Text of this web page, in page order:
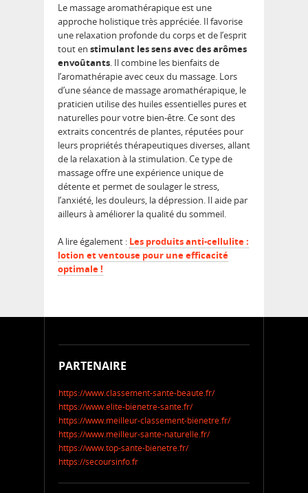
Le massage aromathérapique est une
approche holistique très appréciée. Il favorise
une relaxation profonde du corps et de l’esprit
tout en stimulant les sens avec des arômes
envoûtants. Il combine les bienfaits de
l’aromathérapie avec ceux du massage. Lors
d’une séance de massage aromathérapique, le
praticien utilise des huiles essentielles pures et
naturelles pour votre bien-être. Ce sont des
extraits concentrés de plantes, réputées pour
leurs propriétés thérapeutiques diverses, allant
de la relaxation à la stimulation. Ce type de
massage offre une expérience unique de
détente et permet de soulager le stress,
l’anxiété, les douleurs, la dépression. Il aide par
ailleurs à améliorer la qualité du sommeil.
A lire également : Les produits anti-cellulite :
lotion et ventouse pour une efficacité
optimale !
PARTENAIRE
https://www.classement-sante-beaute.fr/
https://www.elite-bienetre-sante.fr/
https://www.meilleur-classement-bienetre.fr/
https://www.meilleur-sante-naturelle.fr/
https://www.top-sante-bienetre.fr/
https://secoursinfo.fr